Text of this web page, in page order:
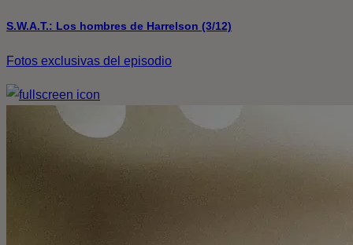
S.W.A.T.: Los hombres de Harrelson (3/12)
Fotos exclusivas del episodio